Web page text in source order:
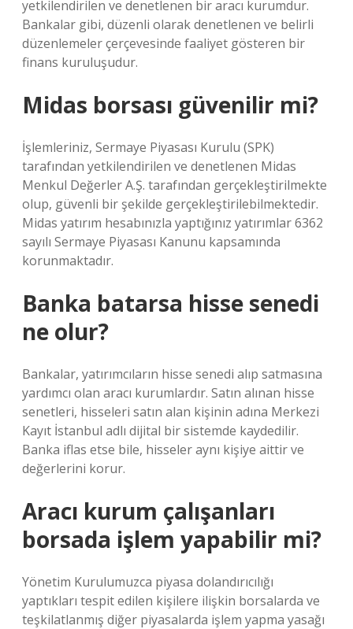
yetkilendirilen ve denetlenen bir aracı kurumdur.
Bankalar gibi, düzenli olarak denetlenen ve belirli
düzenlemeler çerçevesinde faaliyet gösteren bir
finans kuruluşudur.
Midas borsası güvenilir mi?
İşlemleriniz, Sermaye Piyasası Kurulu (SPK)
tarafından yetkilendirilen ve denetlenen Midas
Menkul Değerler A.Ş. tarafından gerçekleştirilmekte
olup, güvenli bir şekilde gerçekleştirilebilmektedir.
Midas yatırım hesabınızla yaptığınız yatırımlar 6362
sayılı Sermaye Piyasası Kanunu kapsamında
korunmaktadır.
Banka batarsa hisse senedi
ne olur?
Bankalar, yatırımcıların hisse senedi alıp satmasına
yardımcı olan aracı kurumlardır. Satın alınan hisse
senetleri, hisseleri satın alan kişinin adına Merkezi
Kayıt İstanbul adlı dijital bir sistemde kaydedilir.
Banka iflas etse bile, hisseler aynı kişiye aittir ve
değerlerini korur.
Aracı kurum çalışanları
borsada işlem yapabilir mi?
Yönetim Kurulumuzca piyasa dolandırıcılığı
yaptıkları tespit edilen kişilere ilişkin borsalarda ve
teşkilatlanmış diğer piyasalarda işlem yapma yasağı